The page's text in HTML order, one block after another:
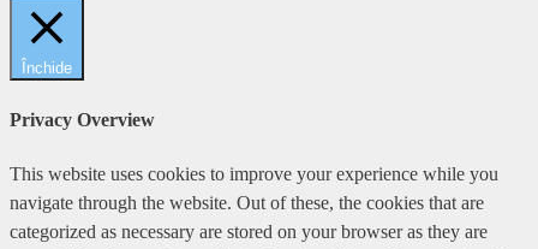
Închide
Privacy Overview
This website uses cookies to improve your experience while you
navigate through the website. Out of these, the cookies that are
categorized as necessary are stored on your browser as they are